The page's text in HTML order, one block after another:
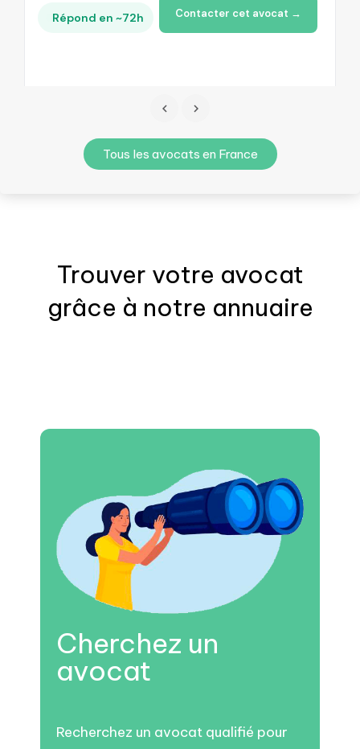
Répond en ~72h Contacter cet avocat →
Tous les avocats en France
Trouver votre avocat
grâce à notre annuaire
Cherchez un
avocat
Recherchez un avocat qualifié pour